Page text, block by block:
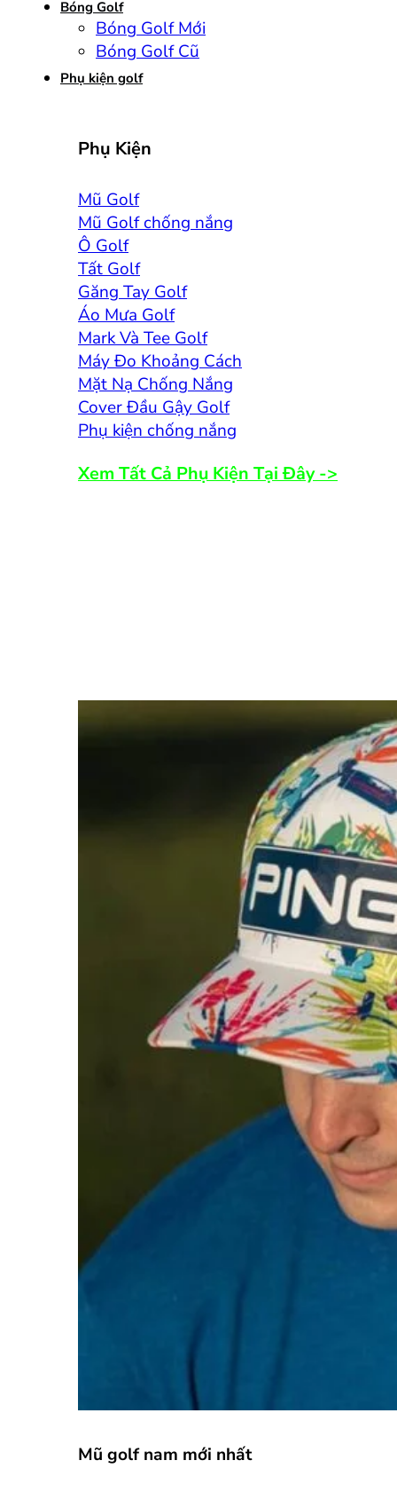
Bóng Golf
Bóng Golf Mới
Bóng Golf Cũ
Phụ kiện golf
Phụ Kiện
Mũ Golf
Mũ Golf chống nắng
Ô Golf
Tất Golf
Găng Tay Golf
Áo Mưa Golf
Mark Và Tee Golf
Máy Đo Khoảng Cách
Mặt Nạ Chống Nắng
Cover Đầu Gậy Golf
Phụ kiện chống nắng
Xem Tất Cả Phụ Kiện Tại Đây ->
Mũ golf nam mới nhất